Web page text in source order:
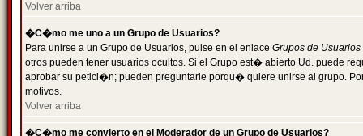
Volver arriba
�C�mo me uno a un Grupo de Usuarios?
Para unirse a un Grupo de Usuarios, pulse en el enlace Grupos de Usuarios
otros pueden tener usuarios ocultos. Si el Grupo est� abierto Ud. puede
aprobar su petici�n; pueden preguntarle porqu� quiere unirse al grupo.
motivos.
Volver arriba
�C�mo me convierto en el Moderador de un Grupo de Usuarios?